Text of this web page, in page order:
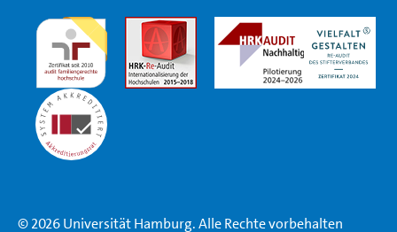
© 2026 Universität Hamburg. Alle Rechte vorbehalten